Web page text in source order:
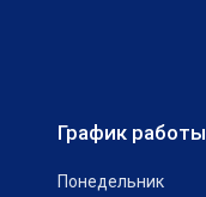
График работы
Понедельник